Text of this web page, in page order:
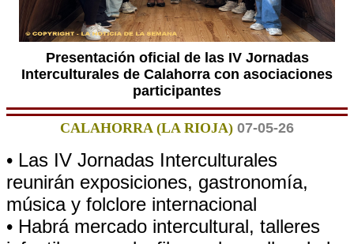
Presentación oficial de las IV Jornadas
Interculturales de Calahorra con asociaciones
participantes
CALAHORRA (LA RIOJA) 07-05-26
• Las IV Jornadas Interculturales
reunirán exposiciones, gastronomía,
música y folclore internacional
• Habrá mercado intercultural, talleres